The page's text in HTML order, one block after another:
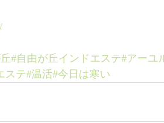
#自由が丘インドエステ#アーユ
ステ#温活#今日は寒い